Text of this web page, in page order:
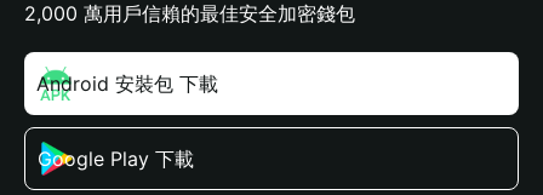
2,000 萬用戶信賴的最佳安全加密錢包
Android 安裝包 下載
Google Play 下載